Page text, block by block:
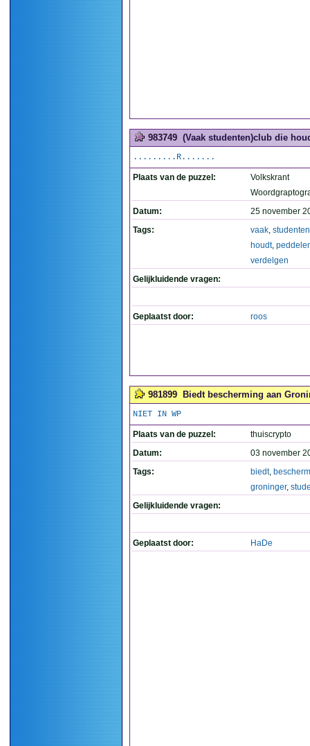
983749 (Vaak studenten)club die
.........R.......
Plaats van de puzzel:
Volkskrant
Datum:
25 november
Tags:
vaak, studenten
houdt,
verdelgen
Gelijkluidende vragen:
Geplaatst door: roos
981899 Biedt bescherming aan
NIET IN WP
Plaats van de puzzel:
thuiscrypto
Datum:
03 november
Tags:
biedt,
groninger,
Gelijkluidende vragen:
Geplaatst door: HaDe